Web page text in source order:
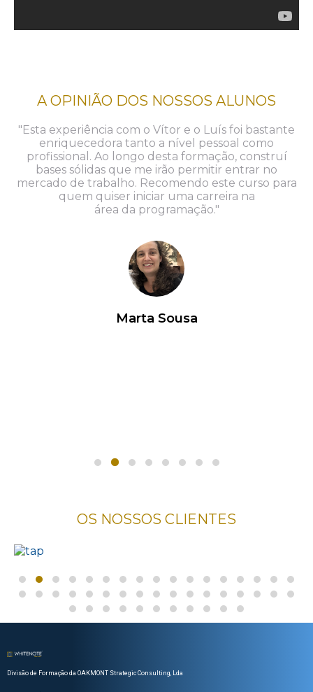
A OPINIÃO DOS NOSSOS ALUNOS
"Esta experiência com o Vítor e o Luís foi bastante
enriquecedora tanto a nível pessoal como
profissional. Ao longo desta formação, construí
bases sólidas que me irão permitir entrar no
mercado de trabalho. Recomendo este curso para
quem quiser iniciar uma carreira na
área da programação."
Marta Sousa
OS NOSSOS CLIENTES
Divisão de Formação da OAKMONT Strategic Consulting, Lda